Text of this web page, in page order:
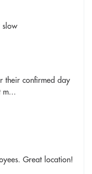
slow
their confirmed day
m...
Great location!